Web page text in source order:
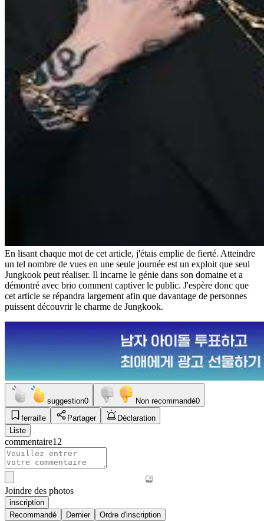
En lisant chaque mot de cet article, j'étais emplie de fierté. Atteindre
un tel nombre de vues en une seule journée est un exploit que seul
Jungkook peut réaliser. Il incarne le génie dans son domaine et a
démontré avec brio comment captiver le public. J'espère donc que
cet article se répandra largement afin que davantage de personnes
puissent découvrir le charme de Jungkook.
suggestion0 Non recommandé0
ferraille
Partager
Déclaration
Liste
commentaire12
Joindre des photos
inscription
Recommandé
Dernier Ordre d'inscription